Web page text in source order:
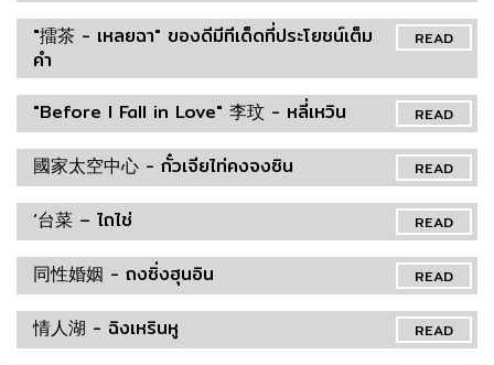
READ
"擂茶 - เหลยฉา" ของดีมีทีเด็ดที่ประโยชน์เต็ม
คำ
READ
"Before I Fall in Love" 李玟 - หลี่เหวิน
READ
國家太空中心 - กั๋วเจียไท่คงจงซิน
READ
‘台菜 – ไถไช่
READ
同性婚姻 - ถงซิ่งฮุนอิน
READ
情人湖 - ฉิงเหรินหู